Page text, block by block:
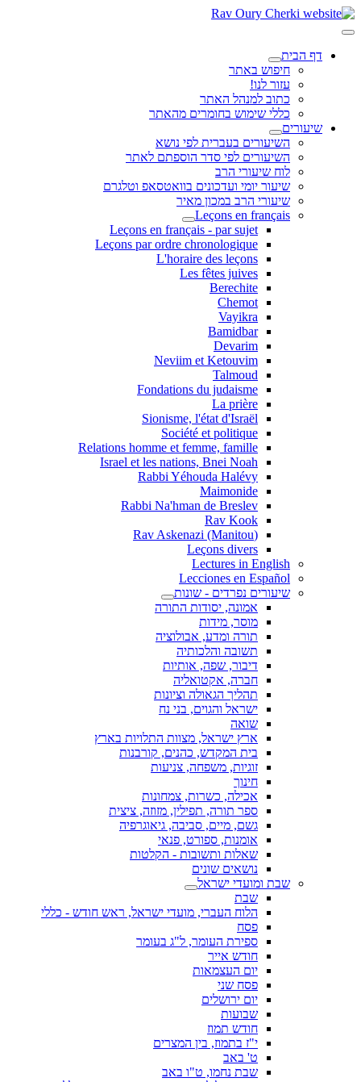
דף הבית
חיפוש באתר
עזור לנו!
כתוב למנהל האתר
כללי שימוש בחומרים מהאתר
שיעורים
השיעורים בעברית לפי נושא
השיעורים לפי סדר הוספתם לאתר
לוח שיעורי הרב
שיעור יומי ועדכונים בוואטסאפ וטלגרם
שיעורי הרב במכון מאיר
Leçons en français
Leçons en français - par sujet
Leçons par ordre chronologique
L'horaire des leçons
Les fêtes juives
Berechite
Chemot
Vayikra
Bamidbar
Devarim
Neviim et Ketouvim
Talmoud
Fondations du judaisme
La prière
Sionisme, l'état d'Israël
Société et politique
Relations homme et femme, famille
Israel et les nations, Bnei Noah
Rabbi Yéhouda Halévy
Maimonide
Rabbi Na'hman de Breslev
Rav Kook
(Rav Askenazi (Manitou
Leçons divers
Lectures in English
Lecciones en Español
שיעורים נפרדים - שונות
אמונה, יסודות התורה
מוסר, מידות
תורה ומדע, אבולוציה
תשובה והלכותיה
דיבור, שפה, אותיות
חברה, אקטואליה
תהליך הגאולה וציונות
ישראל והגוים, בני נח
שואה
ארץ ישראל, מצוות התלויות בארץ
בית המקדש, כהנים, קורבנות
זוגיות, משפחה, צניעות
חינוך
אכילה, כשרות, צמחונות
ספר תורה, תפילין, מזוזה, ציצית
גשם, מיים, סביבה, גיאוגרפיה
אומנות, ספורט, פנאי
שאלות ותשובות - הקלטות
נושאים שונים
שבת ומועדי ישראל
שבת
הלוח העברי, מועדי ישראל, ראש חודש - כללי
פסח
ספירת העומר, ל"ג בעומר
חודש אייר
יום העצמאות
פסח שני
יום ירושלים
שבועות
חודש תמוז
י"ז בתמוז, בין המצרים
ט' באב
שבת נחמו, ט"ו באב